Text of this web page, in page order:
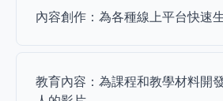
內容創作：為各種線上平台快速
教育內容：為課程和教學材料開